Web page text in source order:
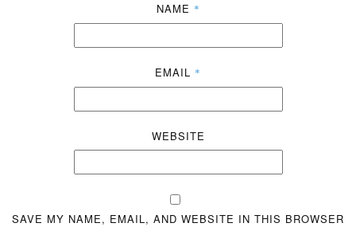
NAME *
EMAIL *
WEBSITE
SAVE MY NAME, EMAIL, AND WEBSITE IN THIS BROWSER